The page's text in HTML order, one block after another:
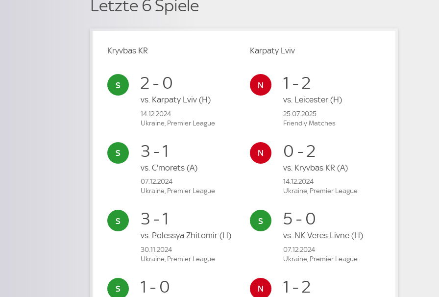
Letzte 6 Spiele
Kryvbas KR
2 - 0
vs. Karpaty Lviv (H)
14.12.2024
Ukraine, Premier League
3 - 1
vs. C'morets (A)
07.12.2024
Ukraine, Premier League
3 - 1
vs. Polessya Zhitomir (H)
30.11.2024
Ukraine, Premier League
1 - 0
Karpaty Lviv
1 - 2
vs. Leicester (H)
25.07.2025
Friendly Matches
0 - 2
vs. Kryvbas KR (A)
14.12.2024
Ukraine, Premier League
5 - 0
vs. NK Veres Livne (H)
07.12.2024
Ukraine, Premier League
1 - 2